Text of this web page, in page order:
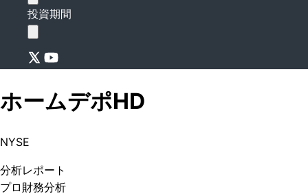
投資期間
ホームデポHD
NYSE
分析レポート
プロ 財務分析